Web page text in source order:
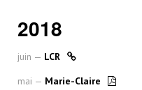
2018
juin — LCR
mai — Marie-Claire